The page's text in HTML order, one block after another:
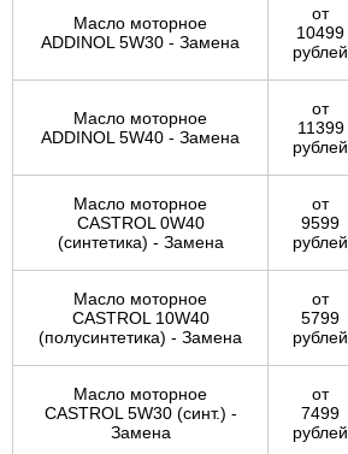
Масло моторное
ADDINOL 5W30 - Замена
от
10499
рублей
Масло моторное
ADDINOL 5W40 - Замена
от
11399
рублей
Масло моторное
CASTROL 0W40
(синтетика) - Замена
от
9599
рублей
Масло моторное
CASTROL 10W40
(полусинтетика) - Замена
от
5799
рублей
Масло моторное
CASTROL 5W30 (синт.) -
Замена
от
7499
рублей